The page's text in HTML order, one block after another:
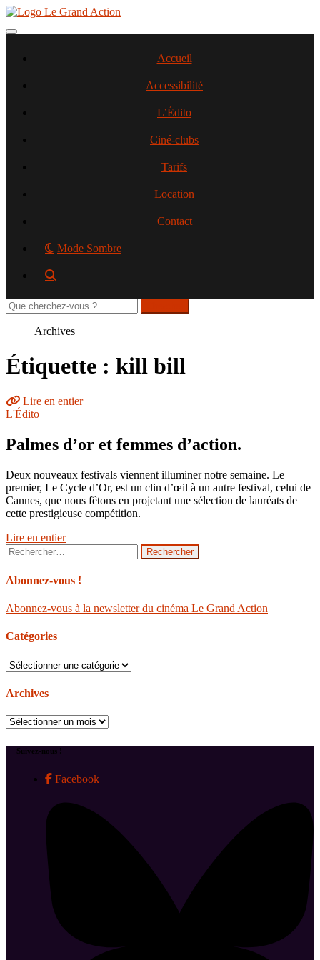
Aller
contenu
Toggle navigation
Accueil
Accessibilité
L’Édito
Ciné-clubs
Tarifs
Location
Contact
Mode Sombre
Rechercher
sur
Archives
Étiquette : kill bill
Lire en entier
L'Édito
Palmes d’or et femmes d’action.
Deux nouveaux festivals viennent illuminer notre semaine. Le
premier, Le Cycle d’Or, est un clin d’œil à un autre festival, celui de
Cannes, que nous fêtons en projetant une sélection de lauréats de
cette prestigieuse compétition.
Lire en entier
Rechercher :
Abonnez-vous !
Abonnez-vous à la newsletter du cinéma Le Grand Action
Catégories
Catégories
Archives
Archives
Suivez-nous !
Facebook